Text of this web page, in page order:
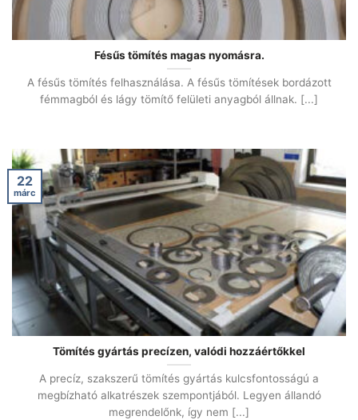
Fésűs tömítés magas nyomásra.
A fésűs tömítés felhasználása. A fésűs tömítések bordázott
fémmagból és lágy tömítő felületi anyagból állnak. [...]
Tömítés gyártás precízen, valódi hozzáértőkkel
A precíz, szakszerű tömítés gyártás kulcsfontosságú a
megbízható alkatrészek szempontjából. Legyen állandó
megrendelőnk, így nem [...]
22
márc